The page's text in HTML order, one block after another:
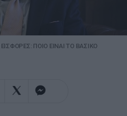
ΕΙΣΦΟΡΕΣ: ΠΟΙΟ ΕΙΝΑΙ ΤΟ ΒΑΣΙΚΟ